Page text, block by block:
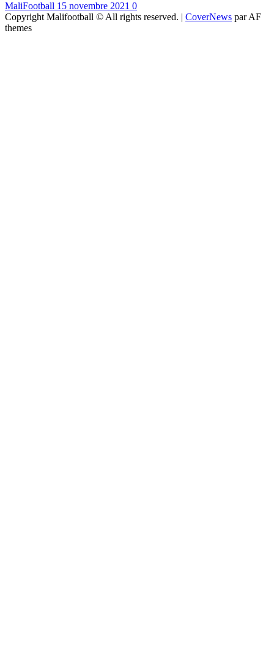
MaliFootball 15 novembre 2021 0
Copyright Malifootball © All rights reserved. | CoverNews par AF
themes